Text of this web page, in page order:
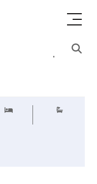
Consultar precio